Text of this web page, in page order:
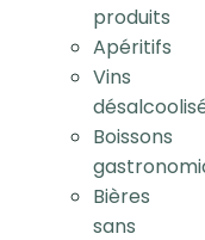
produits
Apéritifs
Vins
Boissons
Bières
sans